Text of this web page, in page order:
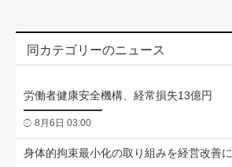
同カテゴリーのニュース
労働者健康安全機構、経常損失13億円
8月6日 03:00
身体的拘束最小化の取り組みを経営改善に